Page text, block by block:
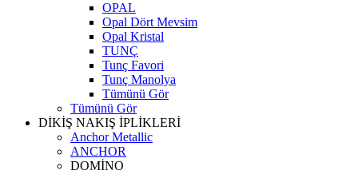
OPAL
Opal Dört Mevsim
Opal Kristal
TUNÇ
Tunç Favori
Tunç Manolya
Tümünü Gör
Tümünü Gör
DİKİŞ NAKIŞ İPLİKLERİ
Anchor Metallic
ANCHOR
DOMİNO